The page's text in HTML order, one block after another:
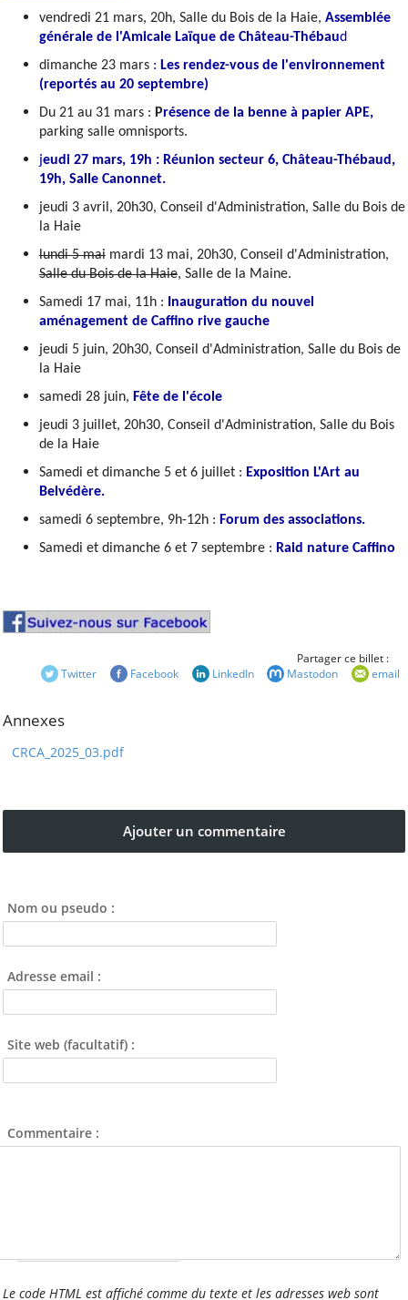
Conseil d'Administration
2026 et répartition des
Publications
juillet 2026
lun.mar.mer.jeu.ven.sam.dim.
1
2 3 4
5
7 8 9 10 11
12
14 15 16 17 18
19
22 23
28 29 30 31
Autres rubriques
A noter
A propos
Bon à savoir
Distinctions et
Ressources
Comptes rendus
d'adhésion
Autres documents
Table des matières
Par catégorie
ALCT
Animation-locale
Ecole
Jeunes
Kayak-polo
Tous les mots-clés
À voir aussi
vendredi 21 mars, 20h, Salle du Bois de la Haie, Assemblée
générale de l'Amicale Laïque de Château-Thébaud
dimanche 23 mars: Les rendez-vous de l'environnement
(reportés au 20 septembre)
Du 21 au 31 mars : Présence de la benne à papier APE,
parking salle omnisports.
jeudi 27 mars, 19h : Réunion secteur 6, Château-Thébaud,
19h, Salle Canonnet.
jeudi 3 avril, 20h30, Conseil d'Administration, Salle du Bois de
la Haie
lundi 5 maimardi 13 mai, 20h30, Conseil d'Administration,
Salle du Bois de la Haie, Salle de la Maine.
Samedi 17 mai, 11h :
Inauguration du nouvel
aménagement de Caffino rive gauche
jeudi 5 juin, 20h30, Conseil d'Administration, Salle du Bois de
la Haie
samedi 28 juin, Fête de l'école
jeudi 3 juillet, 20h30, Conseil d'Administration, Salle du Bois
de la Haie
Samedi et dimanche 5 et 6 juillet : Exposition L'Art au
Belvédère.
samedi 6 septembre, 9h-12h : Forum des associations.
Samedi et dimanche 6 et 7 septembre : Raid nature Caffino
Partager ce billet :
Twitter
Facebook LinkedIn Mastodon email
Annexes
CRCA_2025_03.pdf
Ajouter un commentaire
Nom ou pseudo :
Adresse email :
Site web (facultatif) :
Commentaire :
Le code HTML est affiché comme du texte et les adresses web sont